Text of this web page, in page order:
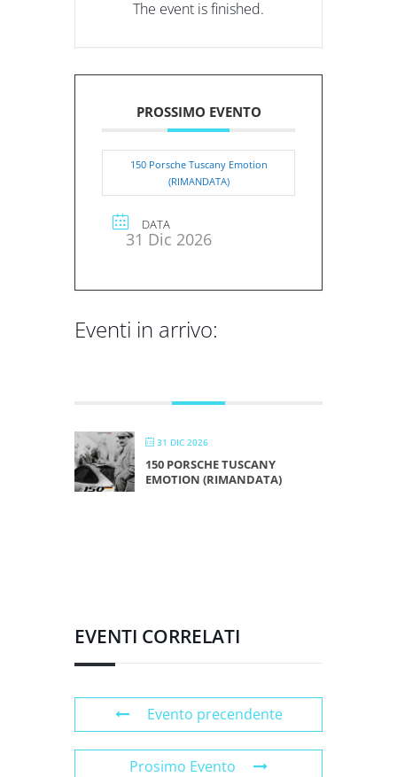
The event is finished.
PROSSIMO EVENTO
150 Porsche Tuscany Emotion
(RIMANDATA)
DATA
31 Dic 2026
Eventi in arrivo:
31 DIC 2026
150 PORSCHE TUSCANY
EMOTION (RIMANDATA)
EVENTI CORRELATI
Evento precendente
Prosimo Evento